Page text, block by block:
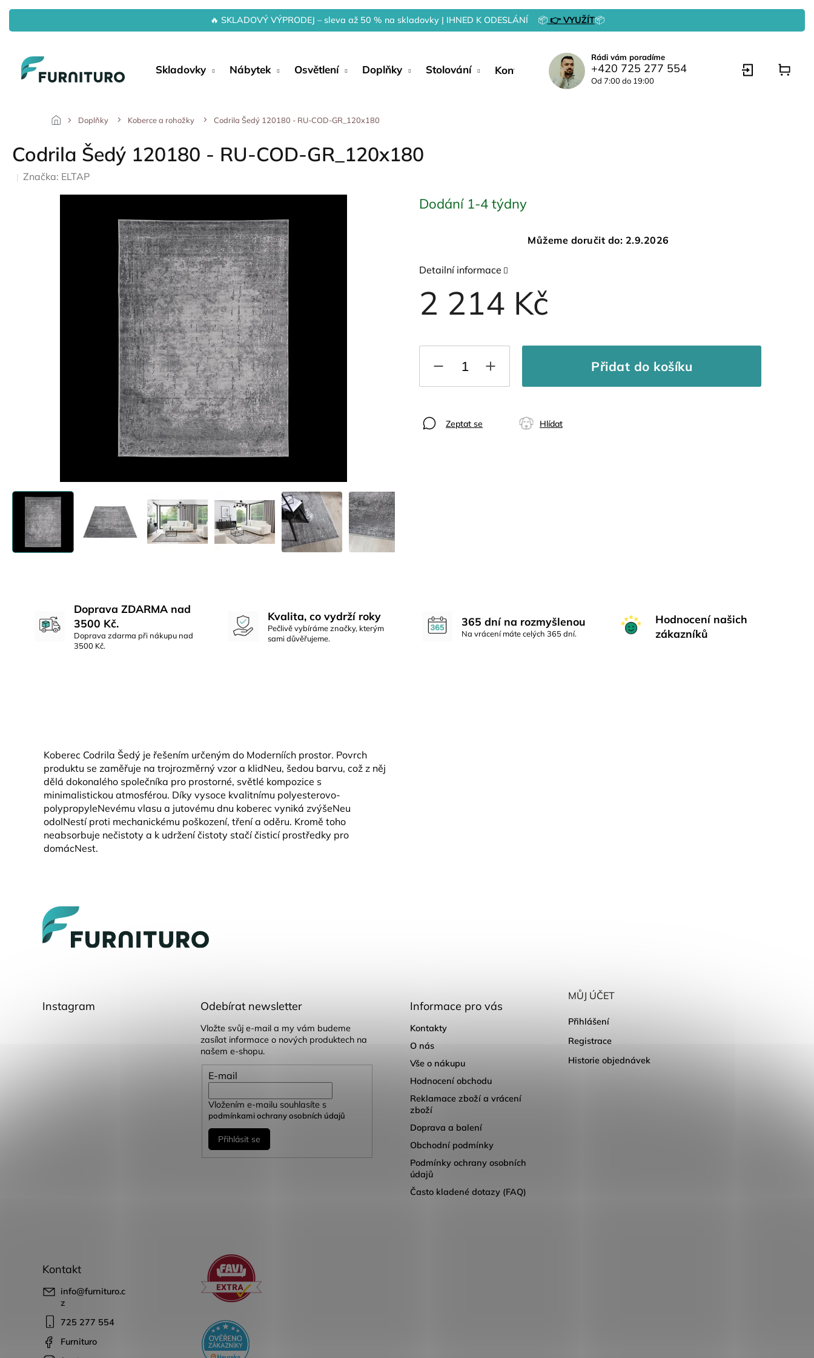
Přejít
obsah
🔥 SKLADOVÝ VÝPRODEJ – sleva až 50 % na skladovky | IHNED K ODESLÁNÍ 📦👉 VYUŽÍT📦
Skladovky Nábytek Osvětlení Doplňky Stolování Kontakty
Rádi vám poradíme
+420 725 277 554
Od 7:00 do 19:00
Doplňky Koberce a rohožky Codrila Šedý 120180 - RU-COD-GR_120x180
Codrila Šedý 120180 - RU-COD-GR_120x180
Značka: ELTAP
2 214 Kč
Dodání 1-4 týdny
Můžeme doručit do: 2.9.2026
Přidat do košíku
Detailní informace
Zeptat se Hlídat
Doprava ZDARMA nad
3500 Kč.
Doprava zdarma při nákupu nad
3500 Kč.
Kvalita, co vydrží roky
Pečlivě vybíráme značky, kterým
sami důvěřujeme.
365 dní na rozmyšlenou
Na vrácení máte celých 365 dní.
Hodnocení našich
zákazníků
Koberec Codrila Šedý je řešením určeným do Moderníích prostor. Povrch
produktu se zaměřuje na trojrozměrný vzor a klidNeu, šedou barvu, což z něj
dělá dokonalého společníka pro prostorné, světlé kompozice s
minimalistickou atmosférou. Díky vysoce kvalitnímu polyesterovo-
polypropyleNevému vlasu a jutovému dnu koberec vyniká zvýšeNeu
odolNestí proti mechanickému poškození, tření a oděru. Kromě toho
neabsorbuje nečistoty a k udržení čistoty stačí čisticí prostředky pro
domácNest.
Instagram Odebírat newsletter
Vložte svůj e-mail a my vám budeme
zasílat informace o nových produktech na
našem e-shopu.
E-mail
Vložením e-mailu souhlasíte s
podmínkami ochrany osobních údajů
Přihlásit se
Informace pro vás
Kontakty
O nás
Vše o nákupu
Hodnocení obchodu
Reklamace zboží a vrácení
zboží
Doprava a balení
Obchodní podmínky
Podmínky ochrany osobních
údajů
Často kladené dotazy (FAQ)
MŮJ ÚČET
Přihlášení
Registrace
Historie objednávek
Kontakt
info@furnituro.c
z
725 277 554
Furnituro